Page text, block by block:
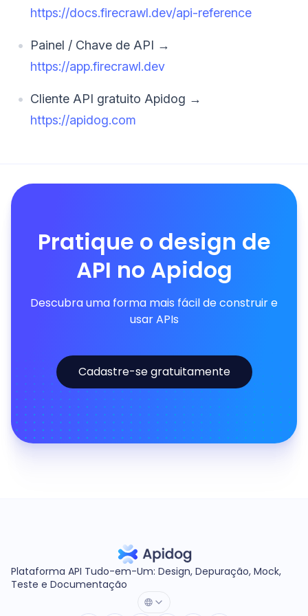
https://docs.firecrawl.dev/api-reference
Painel / Chave de API →
https://app.firecrawl.dev
Cliente API gratuito Apidog →
https://apidog.com
Pratique o design de
API no Apidog
Descubra uma forma mais fácil de construir e
usar APIs
Cadastre-se gratuitamente
Plataforma API Tudo-em-Um: Design, Depuração, Mock,
Teste e Documentação